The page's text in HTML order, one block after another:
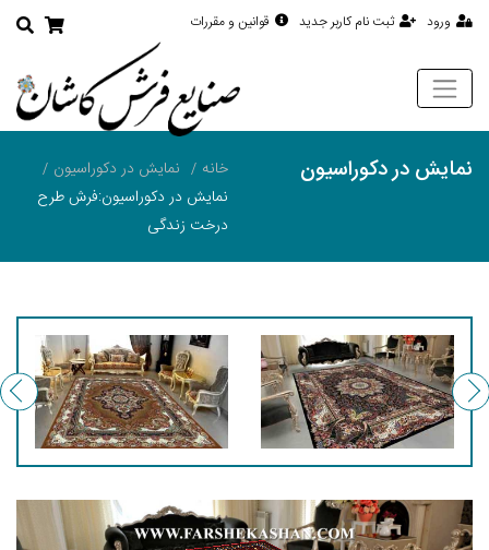
ورود ثبت نام کاربر جدید قوانین و مقررات
نمایش در دکوراسیون خانه
نمایش در دکوراسیون
نمایش در دکوراسیون:فرش طرح
درخت زندگی